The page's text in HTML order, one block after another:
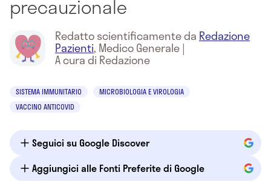
precauzionale
Redatto scientificamente da Redazione
Pazienti, Medico Generale|
A cura di Redazione
SISTEMA IMMUNITARIO
MICROBIOLOGIA E VIROLOGIA
VACCINO ANTICOVID
Seguici su Google Discover
Aggiungici alle Fonti Preferite di Google